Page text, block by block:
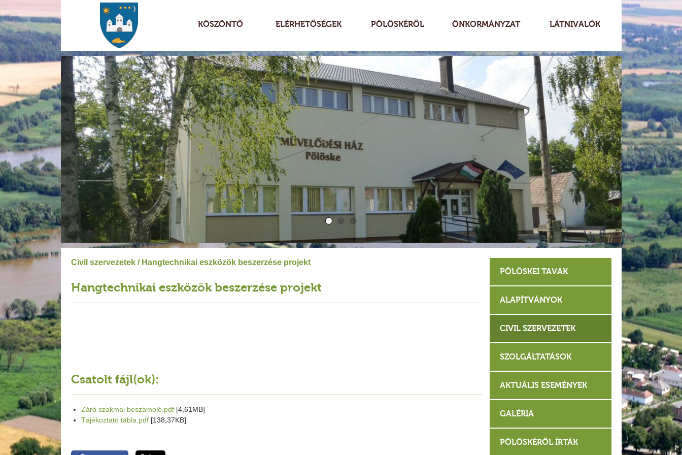
KÖSZÖNTŐ ELÉRHETŐSÉGEK PÖLÖSKÉRŐL ÖNKORMÁNYZAT LÁTNIVALÓK
Civil szervezetek/ Hangtechnikai eszközök beszerzése projekt
Hangtechnikai eszközök beszerzése projekt
Csatolt fájl(ok):
Záró szakmai beszámoló.pdf[4,61MB]
Tájékoztató tábla.pdf[138,37KB]
PÖLÖSKEI TAVAK
ALAPÍTVÁNYOK
CIVIL SZERVEZETEK
SZOLGÁLTATÁSOK
AKTUÁLIS ESEMÉNYEK
GALÉRIA
PÖLÖSKÉRŐL ÍRTÁK